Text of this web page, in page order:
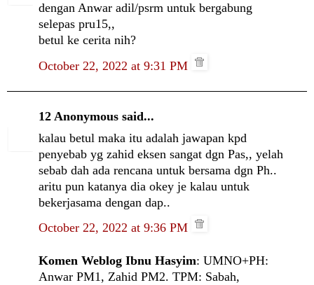
dengan Anwar adil/psrm untuk bergabung
selepas pru15,,
betul ke cerita nih?
October 22, 2022 at 9:31 PM
12 Anonymous said...
kalau betul maka itu adalah jawapan kpd
penyebab yg zahid eksen sangat dgn Pas,, yelah
sebab dah ada rencana untuk bersama dgn Ph..
aritu pun katanya dia okey je kalau untuk
bekerjasama dengan dap..
October 22, 2022 at 9:36 PM
Komen Weblog Ibnu Hasyim: UMNO+PH:
Anwar PM1, Zahid PM2. TPM: Sabah,